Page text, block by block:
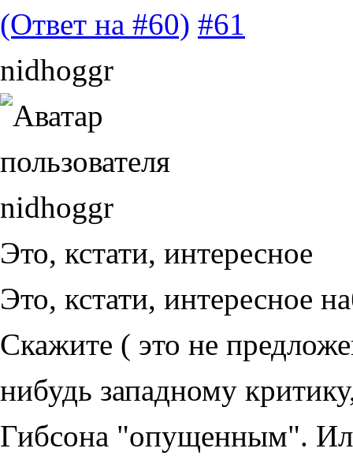
(Ответ на #60) #61
nidhoggr
Это, кстати, интересное
Это, кстати, интересное
Скажите ( это не
нибудь западному
Гибсона "опущенным".